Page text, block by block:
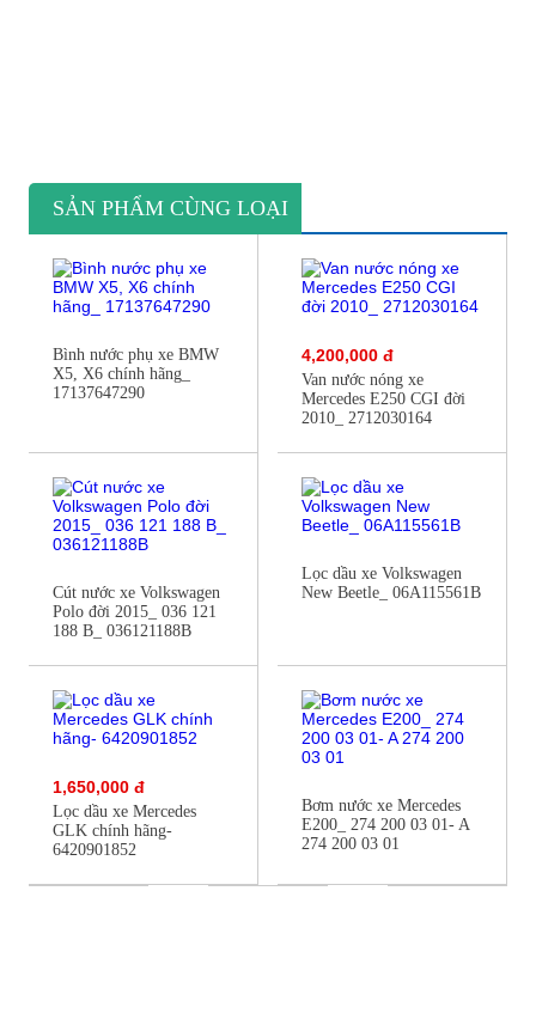
SẢN PHẨM CÙNG LOẠI
Bình nước phụ xe BMW
X5, X6 chính hãng_
17137647290
4,200,000 đ
Van nước nóng xe
Mercedes E250 CGI đời
2010_ 2712030164
Cút nước xe Volkswagen
Polo đời 2015_ 036 121
188 B_ 036121188B
Lọc dầu xe Volkswagen
New Beetle_ 06A115561B
1,650,000 đ
Lọc dầu xe Mercedes
GLK chính hãng-
6420901852
Bơm nước xe Mercedes
E200_ 274 200 03 01- A
274 200 03 01